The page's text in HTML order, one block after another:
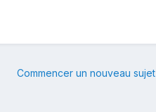
Commencer un nouveau sujet